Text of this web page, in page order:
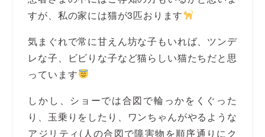
すが、私の家には猫が3匹おります
気まぐれで常に甘えん坊な子もいれば、ツンデ
レな子、ビビりな子など猫らしい猫たちだと思
っています
しかし、ショーでは合図で輪っかをくぐった
り、玉乗りをしたり、ワンちゃんがやるような
アジリティ(人の合図で障害物を順序通りにク